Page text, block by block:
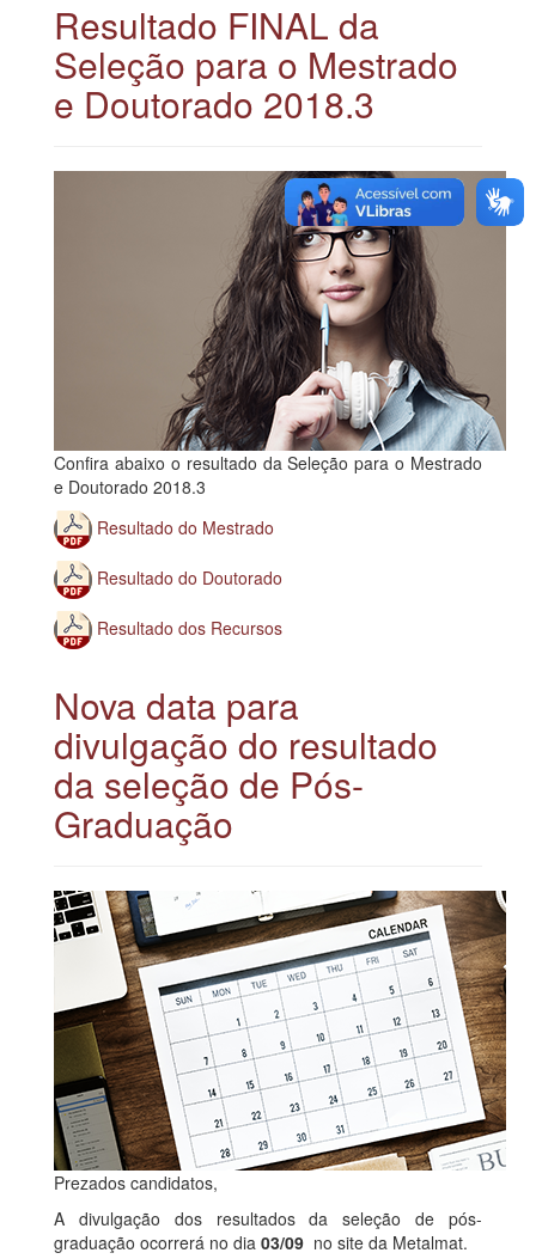
Resultado FINAL da
Seleção para o Mestrado
e Doutorado 2018.3
Confira abaixo o resultado da Seleção para o Mestrado
e Doutorado 2018.3
Resultado do Mestrado
Resultado do Doutorado
Resultado dos Recursos
Nova data para
divulgação do resultado
da seleção de Pós-
Graduação
Prezados candidatos,
A divulgação dos resultados da seleção de pós-
graduação ocorrerá no dia 03/09 no site da Metalmat.